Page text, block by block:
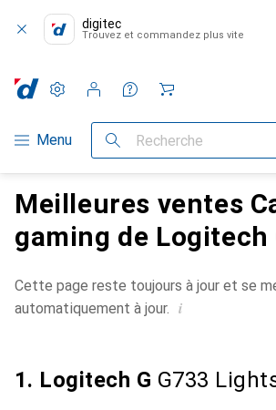
digitec
Trouvez et commandez plus vite
Navigation par catégorie
Menu Recherche
Paramètres
Compte client
Listes de comparaison
Listes d'envies
Panier
Meilleures ventes
gaming de Logitech
Cette page reste toujours à jour et se
automatiquement à jour. i
1. Logitech G G733